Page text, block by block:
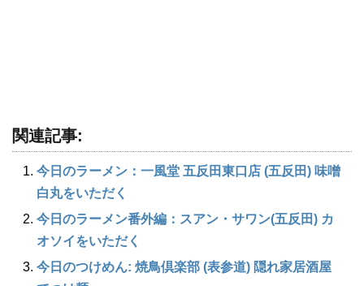
関連記事:
今日のラーメン：一風堂 五反田東口店 (五反田) 味噌
白丸をいただく
今日のラーメン番外編：スアン・サワン(五反田) カ
オソイをいただく
今日のつけめん: 焼鳥倶楽部 (表参道) 隠れ家居酒屋